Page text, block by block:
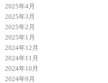
2025年4月
2025年3月
2025年2月
2025年1月
2024年12月
2024年11月
2024年10月
2024年9月